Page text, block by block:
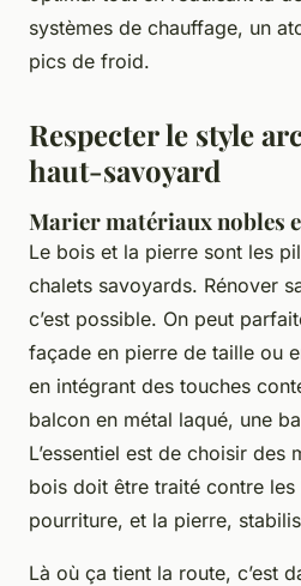
systèmes de chauffage, un
pics de froid.
Respecter le style
haut-savoyard
Marier matériaux nobles
Le bois et la pierre sont les
chalets savoyards. Rénover
c’est possible. On peut
façade en pierre de taille ou
en intégrant des touches
balcon en métal laqué, une
L’essentiel est de choisir des
bois doit être traité contre les
pourriture, et la pierre,
Là où ça tient la route, c’est